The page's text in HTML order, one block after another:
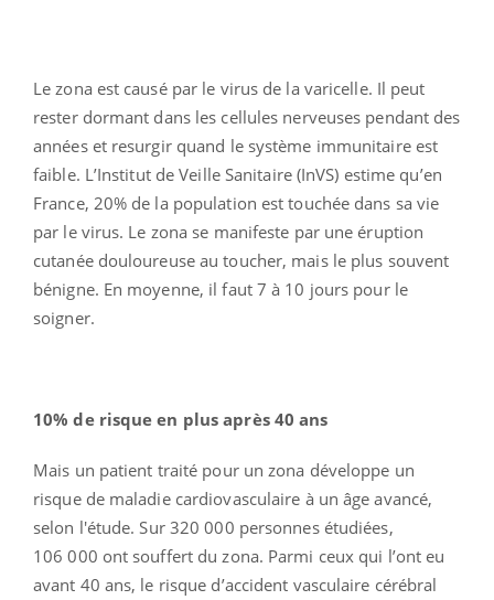
Le zona est causé par le virus de la varicelle. Il peut
rester dormant dans les cellules nerveuses pendant des
années et resurgir quand le système immunitaire est
faible. L’Institut de Veille Sanitaire (InVS) estime qu’en
France, 20% de la population est touchée dans sa vie
par le virus. Le zona se manifeste par une éruption
cutanée douloureuse au toucher, mais le plus souvent
bénigne. En moyenne, il faut 7 à 10 jours pour le
soigner.
10% de risque en plus après 40 ans
Mais un patient traité pour un zona développe un
risque de maladie cardiovasculaire à un âge avancé,
selon l'étude. Sur 320 000 personnes étudiées,
106 000 ont souffert du zona. Parmi ceux qui l’ont eu
avant 40 ans, le risque d’accident vasculaire cérébral